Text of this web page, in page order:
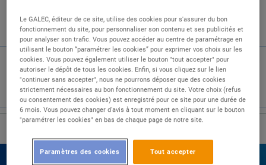
Type de contrat :
Expérience :
Études :
Le GALEC, éditeur de ce site, utilise des cookies pour s'assurer du bon
fonctionnement du site, pour personnaliser son contenu et ses publicités et
pour analyser son trafic. Vous pouvez accéder au centre de paramétrage en
utilisant le bouton “paramétrer les cookies” pour exprimer vos choix sur les
cookies. Vous pouvez également utiliser le bouton "tout accepter" pour
autoriser le dépôt de tous les cookies. Enfin, si vous cliquez sur le lien
"continuer sans accepter", nous ne pourrons déposer que des cookies
strictement nécessaires au bon fonctionnement du site. Votre choix (refus
ou consentement des cookies) est enregistré pour ce site pour une durée de
6 mois. Vous pouvez changer d'avis à tout moment en cliquant sur le bouton
"paramétrer les cookies" en bas de chaque page de notre site.
Tout accepter
Paramètres des cookies